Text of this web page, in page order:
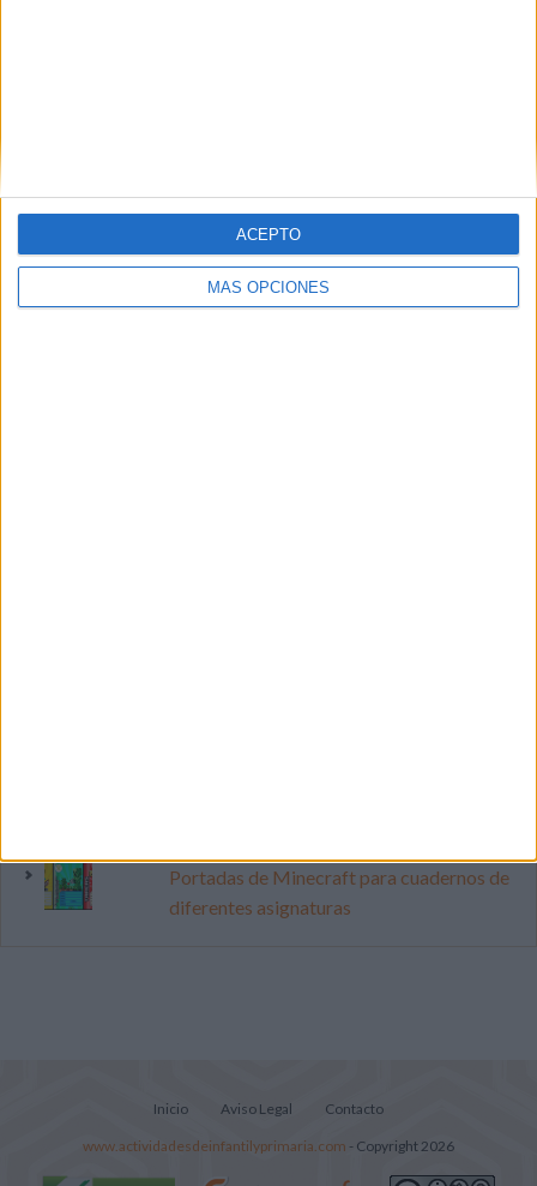
MÁS OPCIONES
ACEPTO
PINTEREST
Portadas de Minecraft para cuadernos de
diferentes asignaturas
Inicio Aviso Legal Contacto
www.actividadesdeinfantilyprimaria.com - Copyright 2026